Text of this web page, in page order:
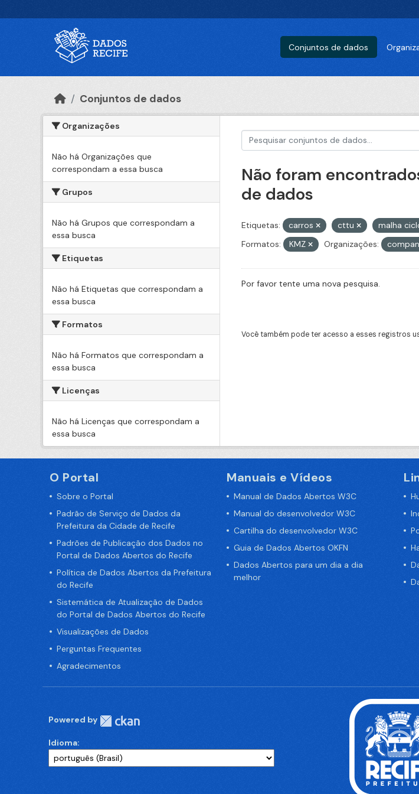
Conjuntos de dados
Conjuntos de dados
Organizações
Não há Organizações que
correspondam a essa busca
Grupos
Não há Grupos que correspondam a
essa busca
Etiquetas
Não há Etiquetas que correspondam a
essa busca
Formatos
Não há Formatos que correspondam a
essa busca
Licenças
Não há Licenças que correspondam a
essa busca
Não foram
de dados
Etiquetas: carros cttu malha
Formatos:
KMZ Organizações:
Por favor tente uma nova pesquisa.
Você também pode ter acesso a esses registros
O Portal
Sobre o Portal
Padrão de Serviço de Dados da
Prefeitura da Cidade de Recife
Padrões de Publicação dos Dados no
Portal de Dados Abertos do Recife
Política de Dados Abertos da Prefeitura
do Recife
Sistemática de Atualização de Dados
do Portal de Dados Abertos do Recife
Visualizações de Dados
Perguntas Frequentes
Agradecimentos
Manuais e Vídeos
Manual de Dados Abertos W3C
Manual do desenvolvedor W3C
Cartilha do desenvolvedor W3C
Guia de Dados Abertos OKFN
Dados Abertos para um dia a dia
melhor
Powered by
Idioma